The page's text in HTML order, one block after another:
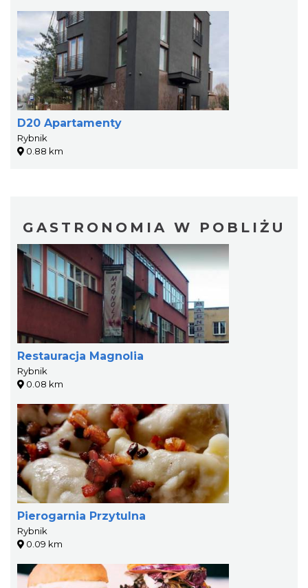
D20 Apartamenty
Rybnik
0.88 km
GASTRONOMIA W POBLIŻU
Restauracja Magnolia
Rybnik
0.08 km
Pierogarnia Przytulna
Rybnik
0.09 km